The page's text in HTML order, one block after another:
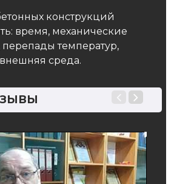
конструкций
время, механические
перепады температур,
среда.
и